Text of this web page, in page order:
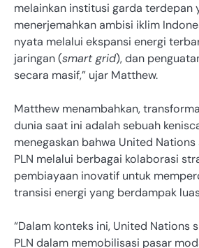
melainkan institusi garda terdepan
menerjemahkan ambisi iklim
nyata melalui ekspansi energi
jaringan (smart grid), dan
secara masif,” ujar Matthew.
Matthew menambahkan,
dunia saat ini adalah sebuah
menegaskan bahwa United
PLN melalui berbagai kolaborasi
pembiayaan inovatif untuk
transisi energi yang berdampak
“Dalam konteks ini, United Nations
PLN dalam memobilisasi pasar